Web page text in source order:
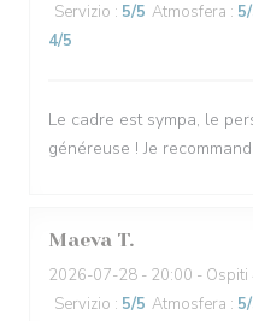
Servizio : 5/5 Atmosfera : 5
4/5
Le cadre est sympa, le
généreuse ! Je
Maeva T
2026-07-28 - 20:00 - Ospiti
Servizio : 5/5 Atmosfera : 5